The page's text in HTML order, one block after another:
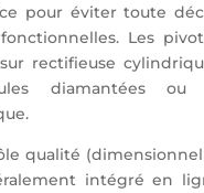
pour éviter toute
Les
rectifieuse
diamantées ou
qualité
intégré en